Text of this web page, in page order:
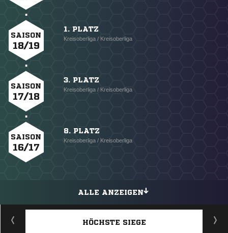
SAISON
18/19
1. PLATZ
Kreisoberliga / Kreisoberliga
SAISON
17/18
3. PLATZ
Kreisoberliga / Kreisoberliga
SAISON
16/17
8. PLATZ
Kreisoberliga / Kreisoberliga
ALLE ANZEIGEN
HÖCHSTE SIEGE